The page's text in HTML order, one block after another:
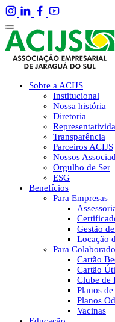
Sobre a ACIJS
Institucional
Nossa história
Diretoria
Transparência
Parceiros ACIJS
Nossos
Orgulho de Ser
ESG
Benefícios
Para Empresas
Gestão
Locação
Para
Cartão
Cartão
Clube de
Planos de
Planos
Vacinas